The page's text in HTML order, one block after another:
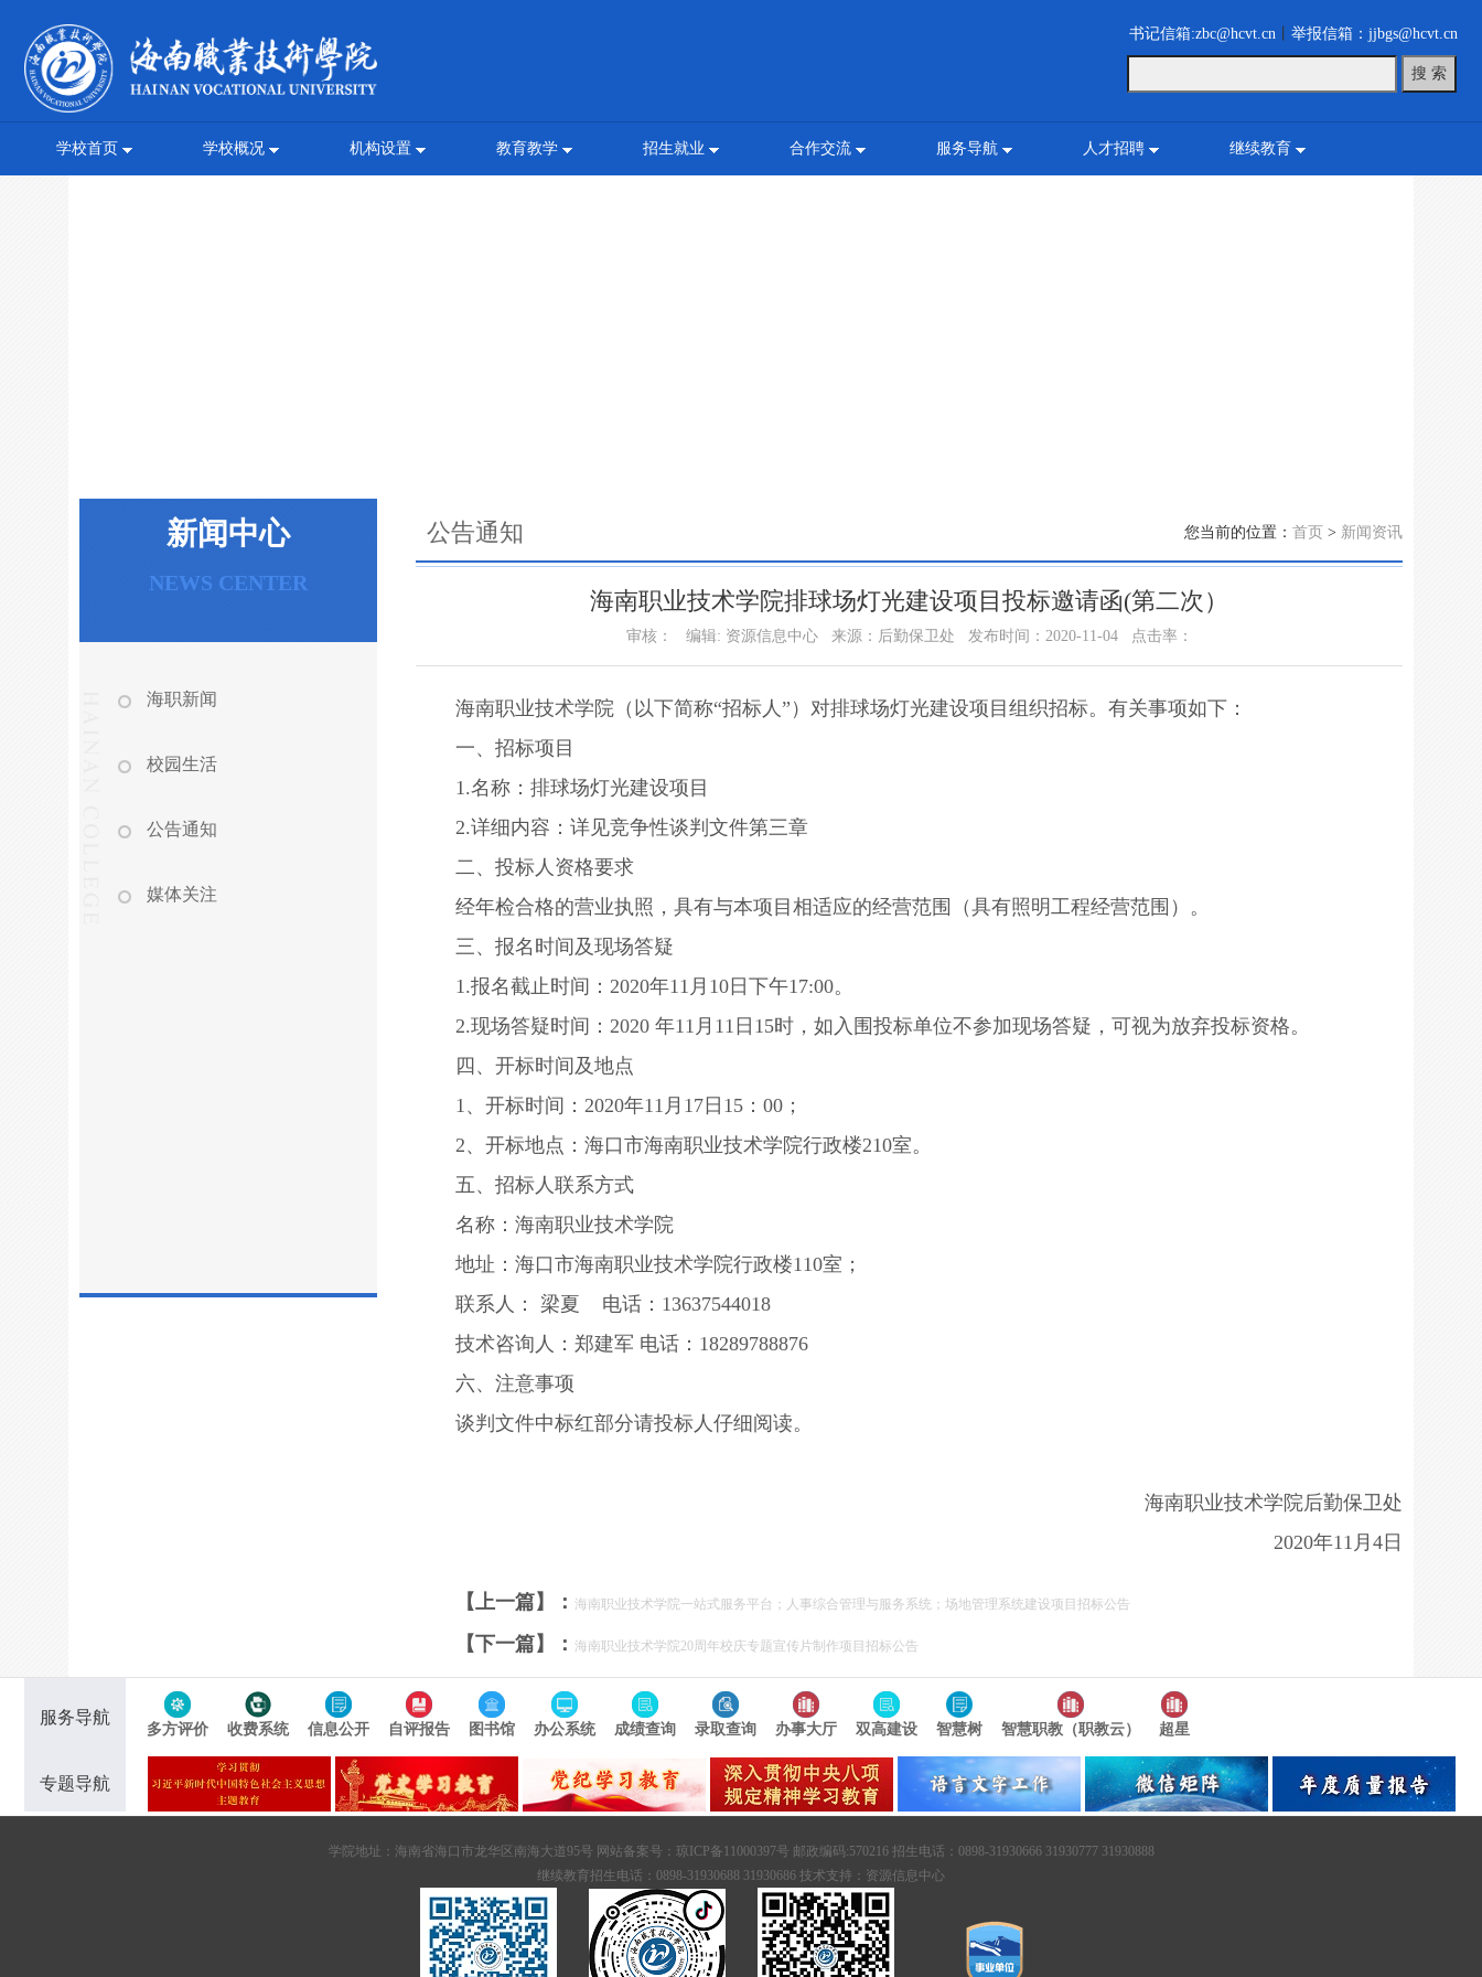
书记信箱:zbc@hcvt.cn 举报信箱：jjbgs@hcvt.cn
学校首页 学校概况 机构设置 教育教学 招生就业 合作交流 服务导航 人才招聘 继续教育
新闻中心
NEWS CENTER
海职新闻
校园生活
公告通知
媒体关注
公告通知 您当前的位置： 首页 > 新闻资讯
海南职业技术学院排球场灯光建设项目投标邀请函(第二次）
审核： 编辑: 资源信息中心 来源：后勤保卫处 发布时间：2020-11-04 点击率：
海南职业技术学院（以下简称“招标人”）对排球场灯光建设项目组织招标。有关事项如下：
一、招标项目
1.名称：排球场灯光建设项目
2.详细内容：详见竞争性谈判文件第三章
二、投标人资格要求
经年检合格的营业执照，具有与本项目相适应的经营范围（具有照明工程经营范围）。
三、报名时间及现场答疑
1.报名截止时间：2020年11月10日下午17:00。
2.现场答疑时间：2020 年11月11日15时，如入围投标单位不参加现场答疑，可视为放弃投标资格。
四、开标时间及地点
1、开标时间：2020年11月17日15：00；
2、开标地点：海口市海南职业技术学院行政楼210室。
五、招标人联系方式
名称：海南职业技术学院
地址：海口市海南职业技术学院行政楼110室；
联系人： 梁夏 电话：13637544018
技术咨询人：郑建军 电话：18289788876
六、注意事项
谈判文件中标红部分请投标人仔细阅读。
海南职业技术学院后勤保卫处
2020年11月4日
【上一篇】： 海南职业技术学院一站式服务平台；人事综合管理与服务系统；场地管理系统建设项目招标公告
【下一篇】： 海南职业技术学院20周年校庆专题宣传片制作项目招标公告
服务导航
多方评价 收费系统 信息公开 自评报告 图书馆 办公系统 成绩查询 录取查询 办事大厅 双高建设 智慧树 智慧职教（职教云） 超星
专题导航
学院地址：海南省海口市龙华区南海大道95号 网站备案号：琼ICP备11000397号 邮政编码:570216 招生电话：0898-31930666 31930777 31930888
继续教育招生电话：0898-31930688 31930686 技术支持： 资源信息中心